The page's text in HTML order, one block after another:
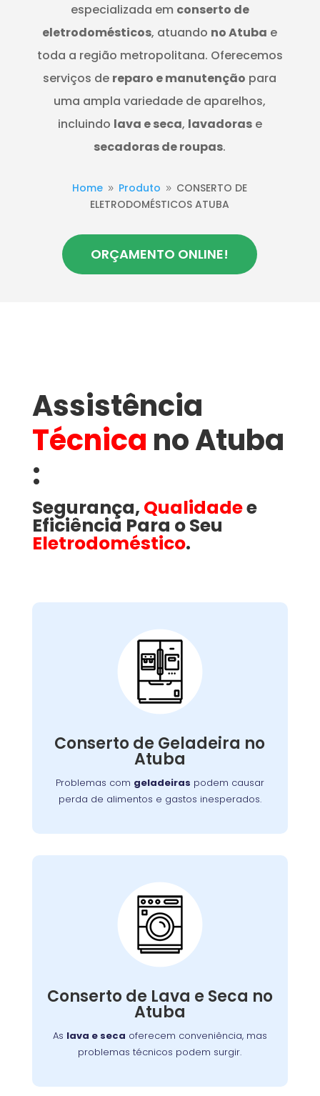
especializada em conserto de
eletrodomésticos, atuando no Atuba e
toda a região metropolitana. Oferecemos
serviços de reparo e manutenção para
uma ampla variedade de aparelhos,
incluindo lava e seca, lavadorase
secadoras de roupas.
Home 9 Produto 9 CONSERTO DE
ELETRODOMÉSTICOS ATUBA
ORÇAMENTO ONLINE!
Assistência
Técnica no Atuba​
:
Segurança, Qualidadee
Eficiência Para o Seu
Eletrodoméstico.
Conserto de Geladeira no
Atuba
Problemas com geladeiras podem causar
perda de alimentos e gastos inesperados.
Conserto de
Galadeira:
Nossos especialistas estão prontos para
ou componentes elétricos, garantindo a
conservação adequada dos alimentos.
Conserto de Lava e Seca no
Atuba
As lava e seca oferecem conveniência, mas
problemas técnicos podem surgir.
Conserto de Lava e
Seca:
Nossa equipe está preparada para resolver
tenha roupas limpas e secas sem
complicações.